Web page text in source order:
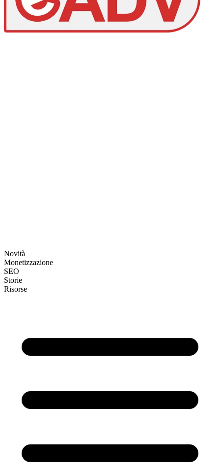
Novità
Monetizzazione
SEO
Storie
Risorse